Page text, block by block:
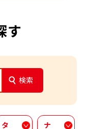
す
検索
タ ナ